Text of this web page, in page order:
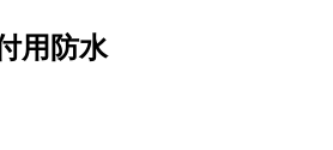
用防水